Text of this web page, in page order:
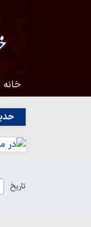
خانه
تاریخ